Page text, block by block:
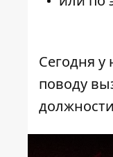
Сегодня
поводу